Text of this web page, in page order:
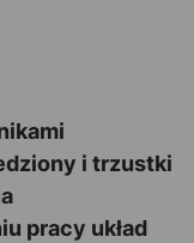
i trzustki
pracy układ